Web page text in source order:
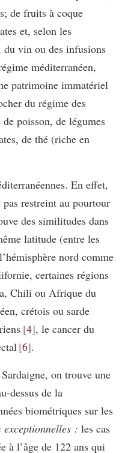
de fruits à coque
et, selon les
du vin ou des infusions
méditerranéen,
patrimoine immatériel
du régime des
de poisson, de légumes
de thé (riche en
En effet,
restreint au pourtour
des similitudes dans
latitude (entre les
nord comme
certaines régions
Chili ou Afrique du
crétois ou sarde
4 , le cancer du
6 .
on trouve une
dessus de la
biométriques sur les
exceptionnelles : les cas
à l’âge de 122 ans qui